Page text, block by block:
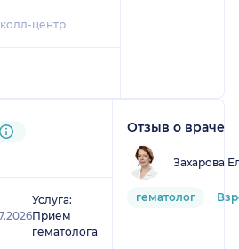
центр
через
Услуга:
Прием
гематолога
Отзыв о враче
Захарова
гематолог